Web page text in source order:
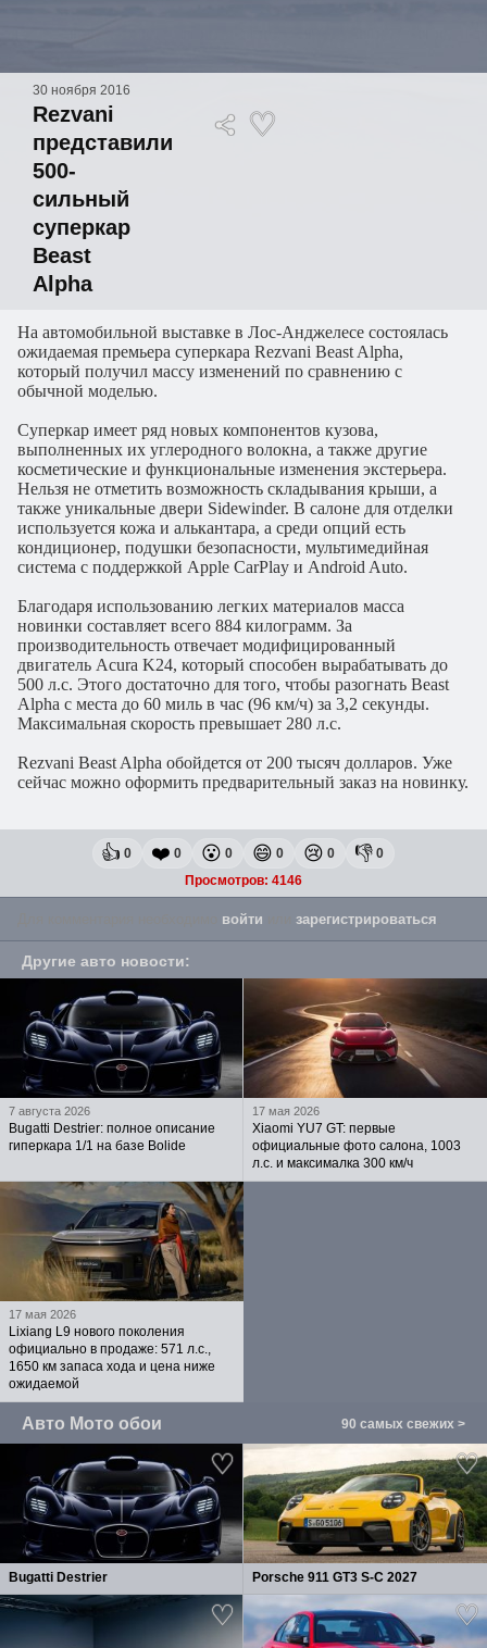
30 ноября 2016
Rezvani
представили
500-
сильный
суперкар
Beast
Alpha
На автомобильной выставке в Лос-Анджелесе состоялась
ожидаемая премьера суперкара Rezvani Beast Alpha,
который получил массу изменений по сравнению с
обычной моделью.
Суперкар имеет ряд новых компонентов кузова,
выполненных их углеродного волокна, а также другие
косметические и функциональные изменения экстерьера.
Нельзя не отметить возможность складывания крыши, а
также уникальные двери Sidewinder. В салоне для отделки
используется кожа и алькантара, а среди опций есть
кондиционер, подушки безопасности, мультимедийная
система с поддержкой Apple CarPlay и Android Auto.
Благодаря использованию легких материалов масса
новинки составляет всего 884 килограмм. За
производительность отвечает модифицированный
двигатель Acura K24, который способен вырабатывать до
500 л.с. Этого достаточно для того, чтобы разогнать Beast
Alpha с места до 60 миль в час (96 км/ч) за 3,2 секунды.
Максимальная скорость превышает 280 л.с.
Rezvani Beast Alpha обойдется от 200 тысяч долларов. Уже
сейчас можно оформить предварительный заказ на новинку.
👍 0 ❤️ 0 😮 0 😄 0 😢 0 👎 0
Просмотров: 4146
войти зарегистрироваться
Другие авто новости:
7 августа 2026
Bugatti Destrier: полное описание
гиперкара 1/1 на базе Bolide
17 мая 2026
Xiaomi YU7 GT: первые
официальные фото салона, 1003
л.с. и максималка 300 км/ч
17 мая 2026
Lixiang L9 нового поколения
официально в продаже: 571 л.с.,
1650 км запаса хода и цена ниже
ожидаемой
Авто Мото обои 90 самых свежих >
Bugatti Destrier Porsche 911 GT3 S-C 2027